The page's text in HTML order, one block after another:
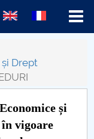
Drept
și
vigoare